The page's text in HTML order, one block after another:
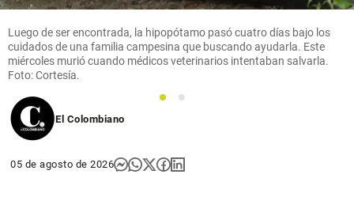
Luego de ser encontrada, la hipopótamo pasó cuatro días bajo los
cuidados de una familia campesina que buscando ayudarla. Este
miércoles murió cuando médicos veterinarios intentaban salvarla.
Foto: Cortesía.
1
2
El Colombiano
05 de agosto de 2026